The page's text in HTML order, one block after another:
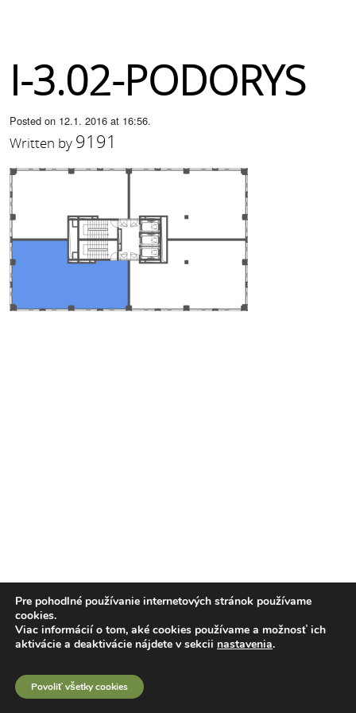
I-3.02-PODORYS
Posted on 12.1. 2016 at 16:56.
Written by 9191
Pre pohodlné používanie internetových stránok používame
cookies.
Viac informácií o tom, aké cookies používame a možnosť ich
aktivácie a deaktivácie nájdete v sekcii nastavenia.
Povoliť všetky cookies